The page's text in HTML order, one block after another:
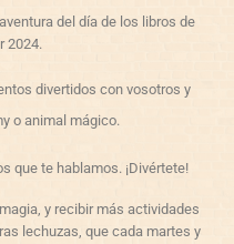
del día de los libros de
2024.
divertidos con vosotros y
o animal mágico.
que te hablamos. ¡Divértete!
y recibir más actividades
lechuzas, que cada martes y